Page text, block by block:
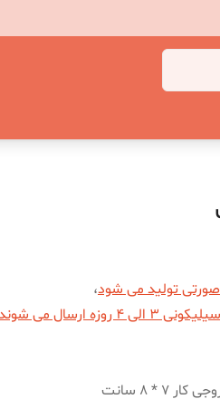
تولید می شود،
ارسال می شوند
7 * 8 سانت